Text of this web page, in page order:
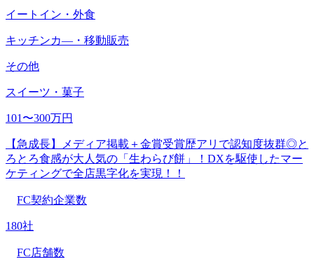
イートイン・外食
キッチンカ―・移動販売
その他
スイーツ・菓子
101〜300万円
【急成長】メディア掲載＋金賞受賞歴アリで認知度抜群◎と
ろとろ食感が大人気の「生わらび餅」！DXを駆使したマー
ケティングで全店黒字化を実現！！
FC契約企業数
180社
FC店舗数